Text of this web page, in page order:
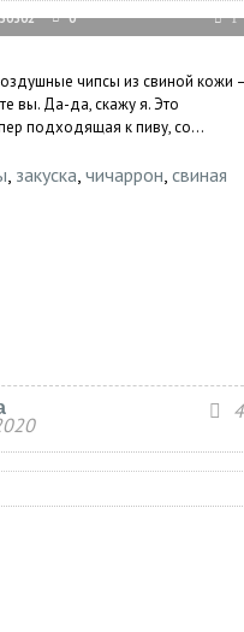
0 1
чипсы из свиной кожи
вы. Да-да, скажу я. Это
подходящая к пиву, со...
, закуска, чичаррон, свиная
4